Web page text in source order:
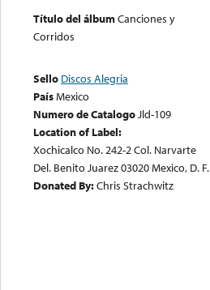
Título del álbumCanciones y
Corridos
Sello Discos Alegria
PaísMexico
Numero de CatalogoJld-109
Location of Label:
Xochicalco No. 242-2 Col. Narvarte
Del. Benito Juarez 03020 Mexico, D. F.
Donated By:Chris Strachwitz